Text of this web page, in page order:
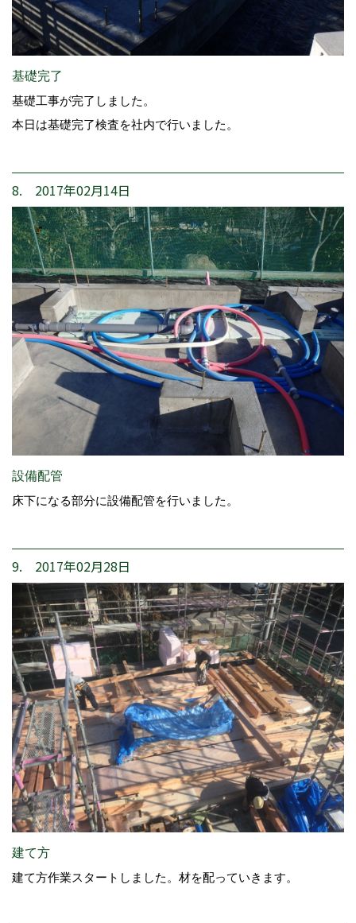
基礎完了
基礎工事が完了しました。
本日は基礎完了検査を社内で行いました。
8. 2017年02月14日
設備配管
床下になる部分に設備配管を行いました。
9. 2017年02月28日
建て方
建て方作業スタートしました。材を配っていきます。